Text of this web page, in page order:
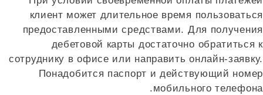
клиент может длительное время пользоваться
предоставленными средствами. Для получения
дебетовой карты достаточно обратиться к
сотруднику в офисе или направить онлайн-заявку.
Понадобится паспорт и действующий номер
мобильного телефона.